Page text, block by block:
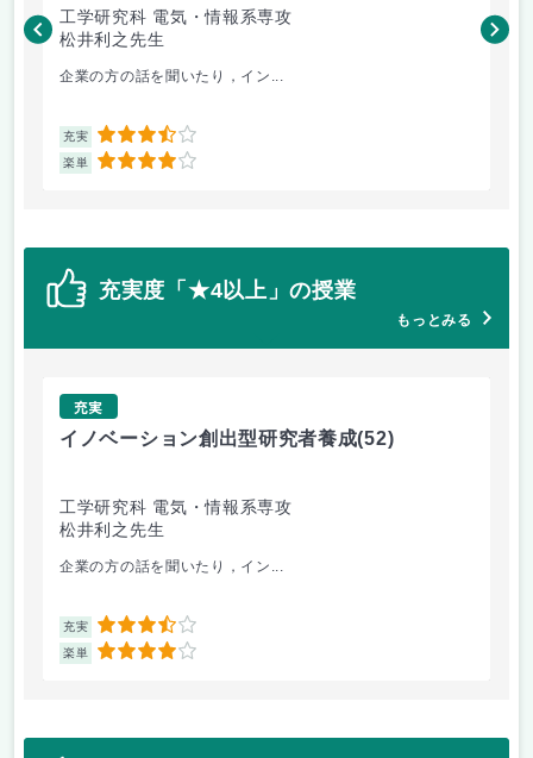
工学研究科 電気・情報系専攻
松井利之先生
企業の方の話を聞いたり，イン...
充実 3.5
楽単 4
松
充実度「★4以上」の授業
もっとみる
充実
イノベーション創出型研究者養成(52)
工学研究科 電気・情報系専攻
松井利之先生
企業の方の話を聞いたり，イン...
充実 3.5
楽単 4